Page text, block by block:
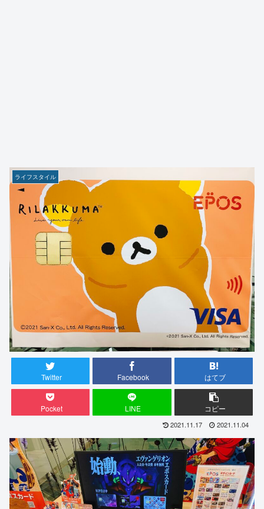
ライフスタイル
Twitter Facebook はてブ
Pocket LINE コピー
2021.11.17 2021.11.04